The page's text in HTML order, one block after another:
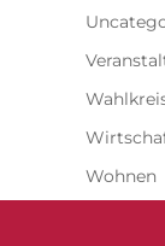
Wohnen